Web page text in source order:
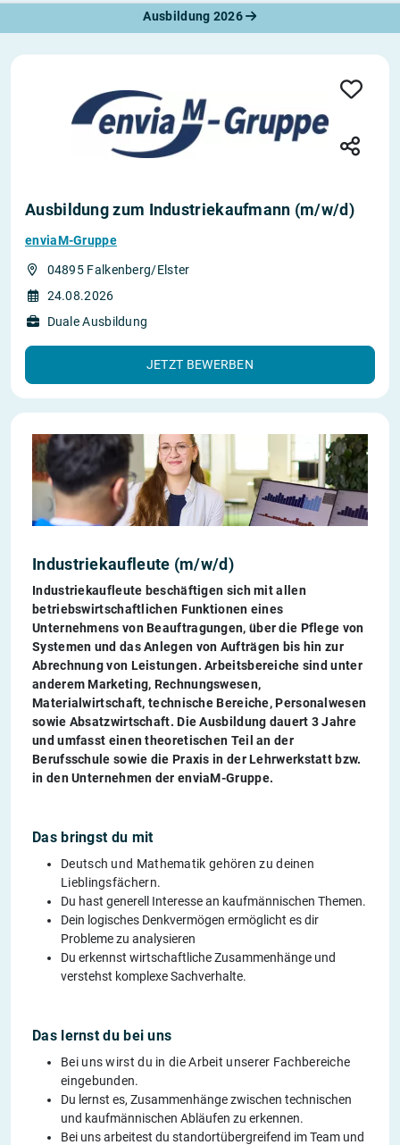
Ausbildung 2026
Ausbildung zum Industriekaufmann (m/w/d)
enviaM-Gruppe
04895 Falkenberg/Elster
24.08.2026
Duale Ausbildung
JETZT BEWERBEN
Industriekaufleute (m/w/d)
Industriekaufleute beschäftigen sich mit allen
betriebswirtschaftlichen Funktionen eines
Unternehmens von Beauftragungen, über die Pflege von
Systemen und das Anlegen von Aufträgen bis hin zur
Abrechnung von Leistungen. Arbeitsbereiche sind unter
anderem Marketing, Rechnungswesen,
Materialwirtschaft, technische Bereiche, Personalwesen
sowie Absatzwirtschaft. Die Ausbildung dauert 3 Jahre
und umfasst einen theoretischen Teil an der
Berufsschule sowie die Praxis in der Lehrwerkstatt bzw.
in den Unternehmen der enviaM-Gruppe.
Das bringst du mit
Deutsch und Mathematik gehören zu deinen
Lieblingsfächern.
Du hast generell Interesse an kaufmännischen Themen.
Dein logisches Denkvermögen ermöglicht es dir
Probleme zu analysieren
Du erkennst wirtschaftliche Zusammenhänge und
verstehst komplexe Sachverhalte.
Das lernst du bei uns
Bei uns wirst du in die Arbeit unserer Fachbereiche
eingebunden.
Du lernst es, Zusammenhänge zwischen technischen
und kaufmännischen Abläufen zu erkennen.
Bei uns arbeitest du standortübergreifend im Team und